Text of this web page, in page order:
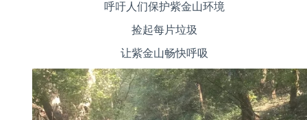
呼吁人们保护紫金山环境
捡起每片垃圾
让紫金山畅快呼吸